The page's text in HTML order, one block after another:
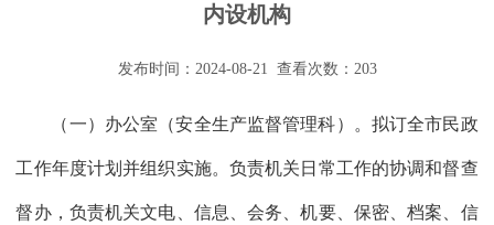
内设机构
发布时间：2024-08-21 查看次数： 203
（一）办公室（安全生产监督管理科）。拟订全市民政
工作年度计划并组织实施。负责机关日常工作的协调和督查
督办，负责机关文电、信息、会务、机要、保密、档案、信